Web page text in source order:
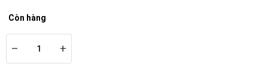
Còn hàng
– +